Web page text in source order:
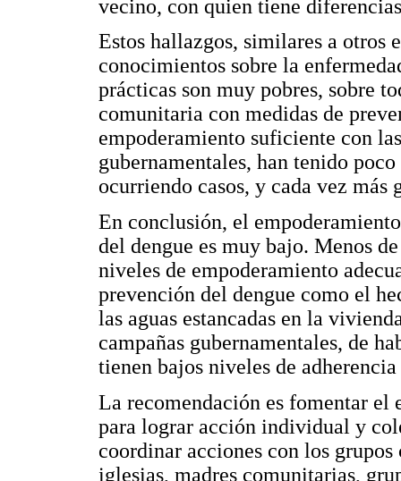
vecino, con quien tiene
Estos hallazgos, similares a otros
conocimientos sobre la
prácticas son muy pobres, sobre
comunitaria con medidas de
empoderamiento suficiente con
gubernamentales, han tenido
ocurriendo casos, y cada vez más
En conclusión, el
del dengue es muy bajo. Menos
niveles de empoderamiento
prevención del dengue como el
las aguas estancadas en la
campañas gubernamentales, de
tienen bajos niveles de
La recomendación es fomentar el
para lograr acción individual y
coordinar acciones con los
iglesias, madres comunitarias,